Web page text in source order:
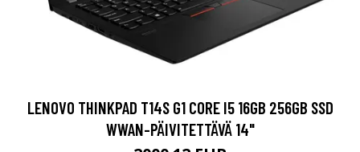
LENOVO THINKPAD T14S G1 CORE I5 16GB 256GB SSD
WWAN-PÄIVITETTÄVÄ 14"